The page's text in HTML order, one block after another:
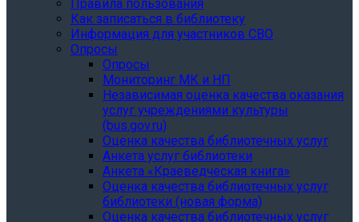
Правила пользования
Как записаться в библиотеку
Информация для участников СВО
Опросы
Опросы
Мониторинг МК и НП
Независимая оценка качества оказания
услуг учреждениями культуры
(bus.gov.ru)
Оценка качества библиотечных услуг
Анкета услуг библиотеки
Анкета «Краеведческая книга»
Oценка качества библиотечных услуг
библиотеки (новая форма)
Oценка качества библиотечных услуг